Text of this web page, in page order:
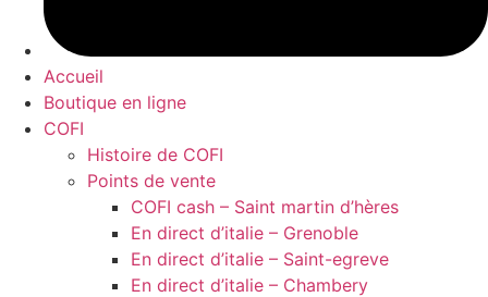
Accueil
Boutique en ligne
COFI
Histoire de COFI
Points de vente
COFI cash – Saint martin d’hères
En direct d’italie – Grenoble
En direct d’italie – Saint-egreve
En direct d’italie – Chambery